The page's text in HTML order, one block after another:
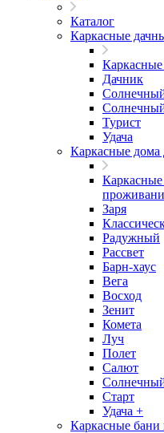
Каталог
Каркасные
Дачник
Турист
Удача
Каркасные дома
Каркасные
Заря
Радужный
Рассвет
Барн-хаус
Вега
Восход
Зенит
Комета
Луч
Полет
Салют
Старт
Удача +
Каркасные